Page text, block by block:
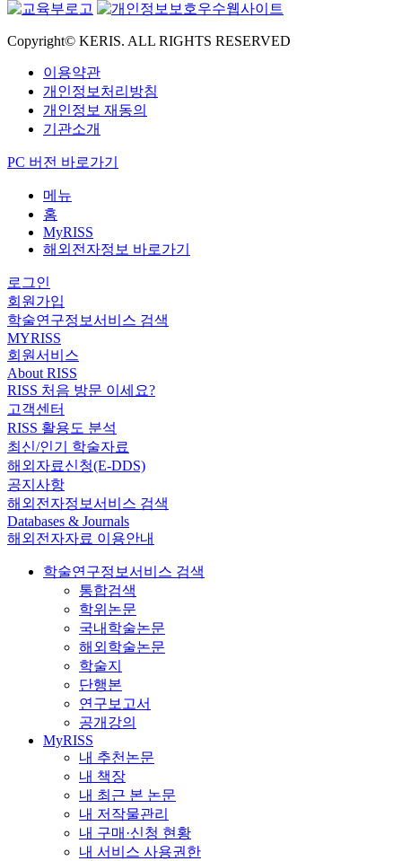
Copyright© KERIS. ALL RIGHTS RESERVED
이용약관
개인정보처리방침
개인정보 재동의
기관소개
PC 버전 바로가기
메뉴
홈
MyRISS
해외전자정보 바로가기
로그인
회원가입
학술연구정보서비스 검색
MYRISS
회원서비스
About RISS
RISS 처음 방문 이세요?
고객센터
RISS 활용도 분석
최신/인기 학술자료
해외자료신청(E-DDS)
공지사항
해외전자정보서비스 검색
Databases & Journals
해외전자자료 이용안내
학술연구정보서비스 검색
통합검색
학위논문
국내학술논문
해외학술논문
학술지
단행본
연구보고서
공개강의
MyRISS
내 추천논문
내 책장
내 최근 본 논문
내 저작물관리
내 구매·신청 현황
내 서비스 사용권한